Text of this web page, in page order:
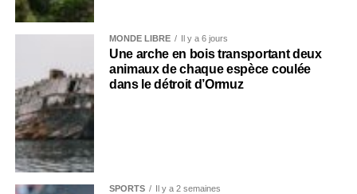
MONDE LIBRE Il y a 6 jours
Une arche en bois transportant deux
animaux de chaque espèce coulée
dans le détroit d’Ormuz
SPORTS Il y a 2 semaines